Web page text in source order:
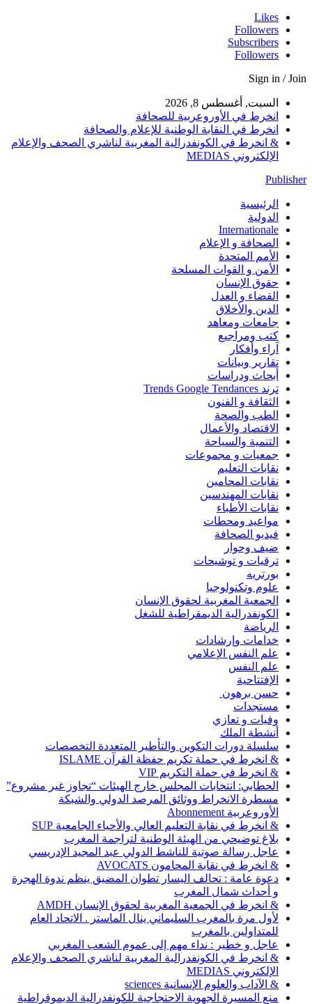
Likes
Followers
Subscribers
Followers
Sign in / Join
السبت, أغسطس 8, 2026
انخرط في الأوروعربية للصحافة
انخرط في النقابة الوطنية للإعلام والصحافة
& انخرط في الكونفدرالية المغربية لناشري الصحف والإعلام
الإلكتروني MEDIAS
Publisher
الرئيسية
الدولية
Internationale
الصحافة و الإعلام
الأمم المتحدة
الأمن و القوات المسلحة
حقوق الإنسان
القضاء و العدل
الدين والأخلاق
جامعات ومعاهد
كتب ومراجيع
آراء وأفكار
تقارير وبيانات
أبحاث ودراسات
ترند Trends Google Tendances
الثقافة و الفنون
الطب والصحة
الاقتصاد والأعمال
التنمية والسياحة
جمعيات و مجموعات
نقابات التعليم
نقابات المحامين
نقابات المهندسين
نقابات الأطباء
مواعيد ومحطات
فيديو الصحافة
ضيف وحوار
ترقيات و توشيحات
بورتريه
علوم وتكنولوجيا
الجمعية المغربية لحقوق الإنسان
الكونفدرالية الديمقراطية للشغل
الرياضة
خدامات وإرشادات
علم النفس الإعلامي
علم النفس
الإفتتاحية
حسن برهون
مستجدات
وفيات و تعازي
أنشطة الملك
سلسلة دورات التكوين والتأطير المتعددة التخصصات
& انخرط في حملة تكريم حفظة القرآن ISLAME
& انخرط في حملة التكريم VIP
الحطابي: انتخابات المجلس خارج الهيئات “تجاوز غير مشروع”
مسطرة الانخراط ووثائق المرصد الدولي والشبكة
الأوروعربية Abonnement
& انخرط في نقابة التعليم العالي والأحياء الجامعية SUP
بلاغ توضيحي من الهيئة الوطنية لتراجمة المغرب
عاجل رسالة صوتية للناشط الدولي عبد المجيد الإدريسي
& انخرط في نقابة المحامون AVOCATS
دعوة عامة : تحالف اليسار تطوان المضيق ينظم ندوة الهجرة
و أحداث شمال المغرب
& انخرط في الجمعية المغربية لحقوق الإنسان AMDH
لأول مرة بالمغرب السليماني ينال الماستر . الاتحاد العام
للمتداولين بالمغرب
عاجل و خطير : نداء مهم إلى عموم الشعب المغربي
& انخرط في الكونفدرالية المغربية لناشري الصحف والإعلام
الإلكتروني MEDIAS
& الآداب والعلوم الإنسانية sciences
منع المسيرة الجهوية الاحتجاجية للكونفدرالية الديموقراطية